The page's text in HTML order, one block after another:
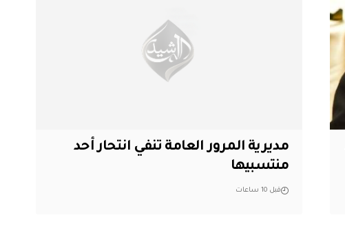
مديرية المرور العامة تنفي انتحار أحد
منتسبيها
قبل 10 ساعات